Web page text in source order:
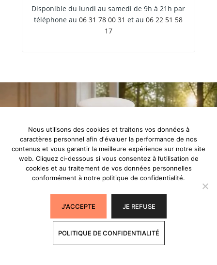
Disponible du lundi au samedi de 9h à 21h par
téléphone au06 31 78 00 31 et au06 22 51 58
17
Nous utilisons des cookies et traitons vos données à
caractères personnel afin d'évaluer la performance de nos
contenus et vous garantir la meilleure expérience sur notre site
web. Cliquez ci-dessous si vous consentez à l’utilisation de
cookies et au traitement de vos données personnelles
conformément à notre politique de confidentialité.
J'ACCEPTE JE REFUSE
POLITIQUE DE CONFIDENTIALITÉ